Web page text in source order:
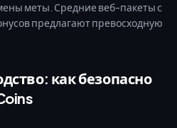
меты. Средние веб-пакеты с
предлагают превосходную
как безопасно